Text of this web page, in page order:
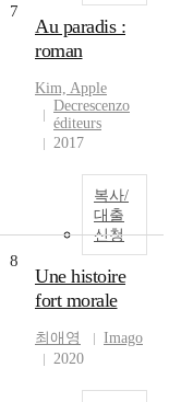
7
Au paradis :
roman
Kim, Apple
Decrescenzo
éditeurs
2017
복사/
대출
신청
8
Une histoire
fort morale
최애영
Imago
2020